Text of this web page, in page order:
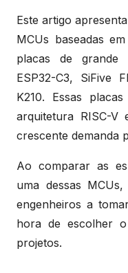
Este artigo
MCUs baseadas
placas de grande
ESP32-C3, SiFive
K210. Essas
arquitetura RISC-
crescente demanda
Ao comparar as
uma dessas
engenheiros a
hora de escolher
projetos.